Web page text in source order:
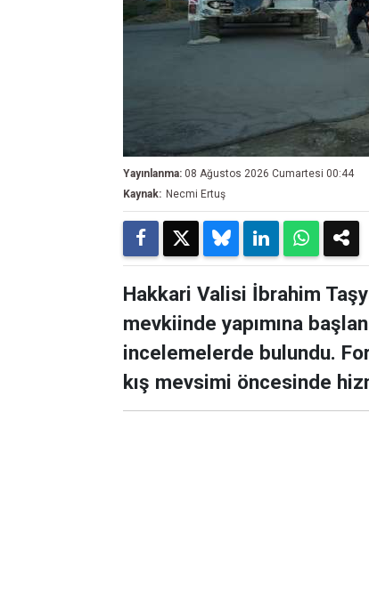
Yayınlanma: 08 Ağustos 2026 Cumartesi 00:44
Kaynak: Necmi Ertuş
Hakkari Valisi İbrahim
mevkiinde yapımına
incelemelerde bulundu.
kış mevsimi öncesinde